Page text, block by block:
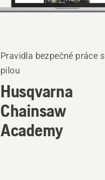
Pravidla bezpečné práce s
pilou
Husqvarna
Chainsaw
Academy